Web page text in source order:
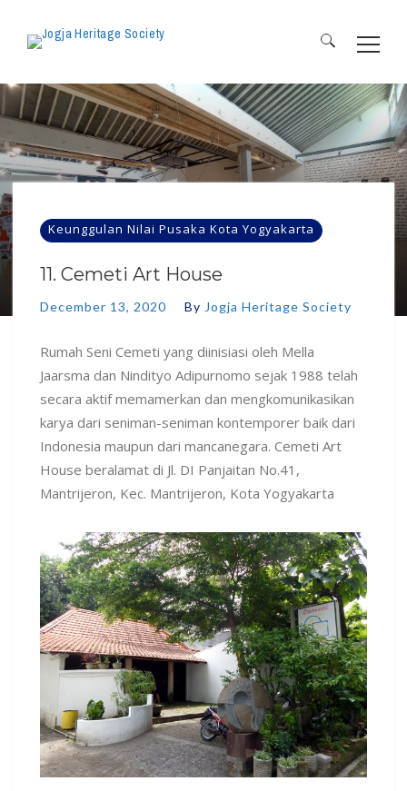
Search
for:
Keunggulan Nilai Pusaka Kota Yogyakarta
11. Cemeti Art House
December 13, 2020 By Jogja Heritage Society
Rumah Seni Cemeti yang diinisiasi oleh Mella
Jaarsma dan Nindityo Adipurnomo sejak 1988 telah
secara aktif memamerkan dan mengkomunikasikan
karya dari seniman-seniman kontemporer baik dari
Indonesia maupun dari mancanegara. Cemeti Art
House beralamat di Jl. DI Panjaitan No.41,
Mantrijeron, Kec. Mantrijeron, Kota Yogyakarta